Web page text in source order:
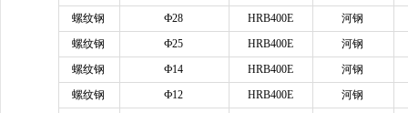
螺纹钢
Ф28 HRB400E
河钢
螺纹钢
Ф25 HRB400E
河钢
螺纹钢
Ф14 HRB400E
河钢
螺纹钢
Ф12 HRB400E
河钢